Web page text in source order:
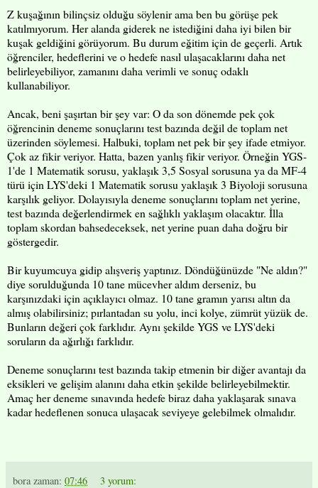
Z kuşağının bilinçsiz olduğu söylenir ama ben bu görüşe pek
katılmıyorum. Her alanda giderek ne istediğini daha iyi bilen bir
kuşak geldiğini görüyorum. Bu durum eğitim için de geçerli. Artık
öğrenciler, hedeflerini ve o hedefe nasıl ulaşacaklarını daha net
belirleyebiliyor, zamanını daha verimli ve sonuç odaklı
kullanabiliyor.
Ancak, beni şaşırtan bir şey var: O da son dönemde pek çok
öğrencinin deneme sonuçlarını test bazında değil de toplam net
üzerinden söylemesi. Halbuki, toplam net pek bir şey ifade etmiyor.
Çok az fikir veriyor. Hatta, bazen yanlış fikir veriyor. Örneğin YGS-
1'de 1 Matematik sorusu, yaklaşık 3,5 Sosyal sorusuna ya da MF-4
türü için LYS'deki 1 Matematik sorusu yaklaşık 3 Biyoloji sorusuna
karşılık geliyor. Dolayısıyla deneme sonuçlarını toplam net yerine,
test bazında değerlendirmek en sağlıklı yaklaşım olacaktır. İlla
toplam skordan bahsedeceksek, net yerine puan daha doğru bir
göstergedir.
Bir kuyumcuya gidip alışveriş yaptınız. Döndüğünüzde "Ne aldın?"
diye sorulduğunda 10 tane mücevher aldım derseniz, bu
karşınızdaki için açıklayıcı olmaz. 10 tane gramın yarısı altın da
almış olabilirsiniz; pırlantadan su yolu, inci kolye, zümrüt yüzük de.
Bunların değeri çok farklıdır. Aynı şekilde YGS ve LYS'deki
soruların da ağırlığı farklıdır.
Deneme sonuçlarını test bazında takip etmenin bir diğer avantajı da
eksikleri ve gelişim alanını daha etkin şekilde belirleyebilmektir.
Amaç her deneme sınavında hedefe biraz daha yaklaşarak sınava
kadar hedeflenen sonuca ulaşacak seviyeye gelebilmek olmalıdır.
bora zaman: 07:46 3 yorum: